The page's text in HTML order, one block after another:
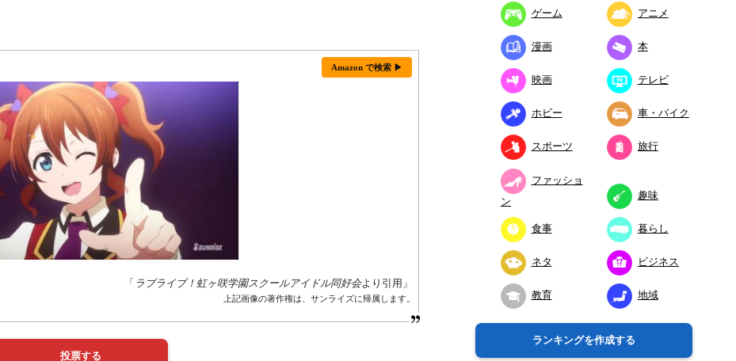
Amazon で検索 ▶
「 ラブライブ！虹ヶ咲学園スクールアイドル同好会より引用」
上記画像の著作権は、サンライズに帰属します。
ゲーム アニメ
漫画 本
映画 テレビ
ホビー 車・バイク
スポーツ 旅行
ファッショ
ン
趣味
食事 暮らし
ネタ ビジネス
教育 地域
ランキングを作成する